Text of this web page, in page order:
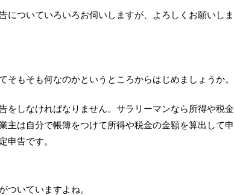
についていろいろお伺いしますが、よろしくお願いしま
そもそも何なのかというところからはじめましょうか。
をしなければなりません。サラリーマンなら所得や税金
主は自分で帳簿をつけて所得や税金の金額を算出して申
申告です。
ついていますよね。